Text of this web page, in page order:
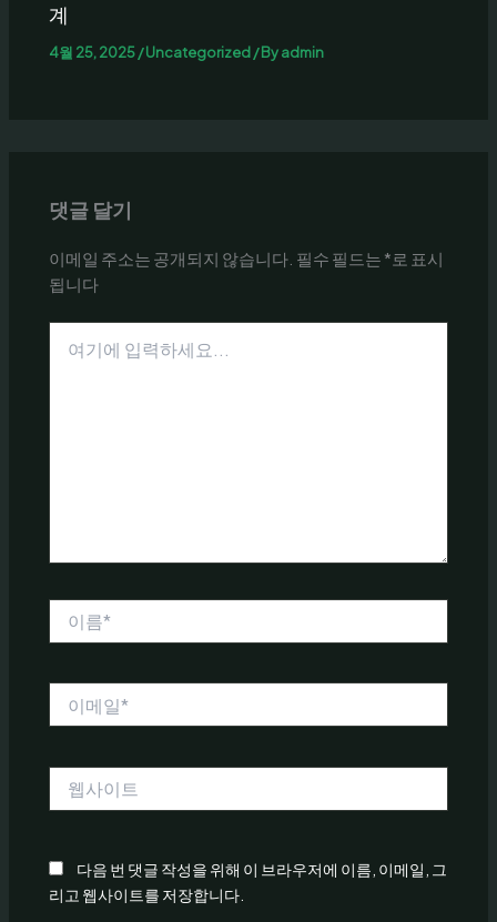
계
4월 25, 2025/Uncategorized/ Byadmin
댓글 달기
이메일 주소는 공개되지 않습니다. 필수 필드는 *로 표시
됩니다
다음 번 댓글 작성을 위해 이 브라우저에 이름, 이메일, 그
리고 웹사이트를 저장합니다.